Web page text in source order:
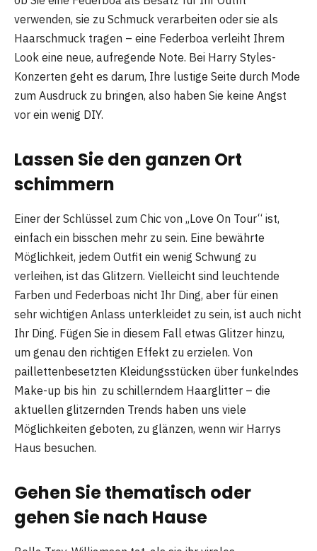
verwenden, sie zu Schmuck verarbeiten oder sie als
Haarschmuck tragen – eine Federboa verleiht Ihrem
Look eine neue, aufregende Note. Bei Harry Styles-
Konzerten geht es darum, Ihre lustige Seite durch Mode
zum Ausdruck zu bringen, also haben Sie keine Angst
vor ein wenig DIY.
Lassen Sie den ganzen Ort
schimmern
Einer der Schlüssel zum Chic von „Love On Tour“ ist,
einfach ein bisschen mehr zu sein. Eine bewährte
Möglichkeit, jedem Outfit ein wenig Schwung zu
verleihen, ist das Glitzern. Vielleicht sind leuchtende
Farben und Federboas nicht Ihr Ding, aber für einen
sehr wichtigen Anlass unterkleidet zu sein, ist auch nicht
Ihr Ding. Fügen Sie in diesem Fall etwas Glitzer hinzu,
um genau den richtigen Effekt zu erzielen. Von
paillettenbesetzten Kleidungsstücken über funkelndes
Make-up bis hin zu schillerndem Haarglitter – die
aktuellen glitzernden Trends haben uns viele
Möglichkeiten geboten, zu glänzen, wenn wir Harrys
Haus besuchen.
Gehen Sie thematisch oder
gehen Sie nach Hause